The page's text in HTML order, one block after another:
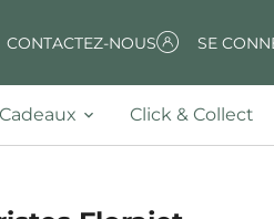
CONTACTEZ-NOUS SE
Cadeaux Click & Collect